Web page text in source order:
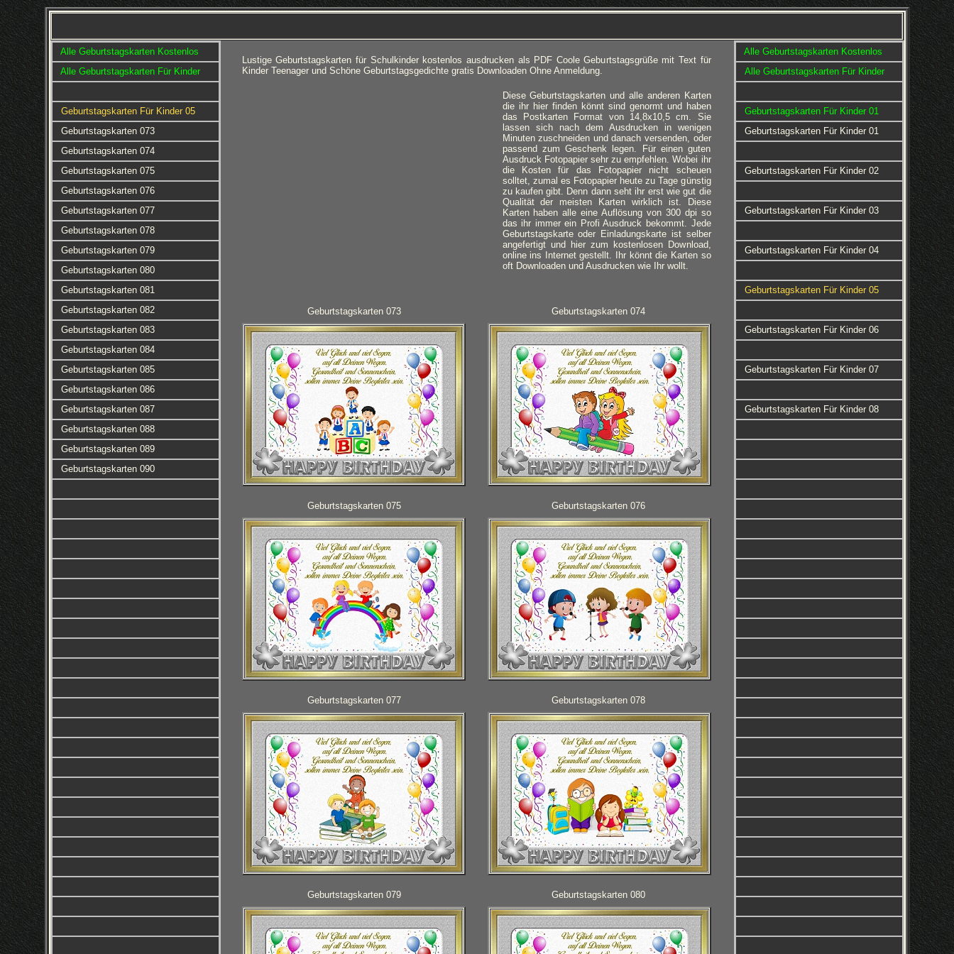
Alle Geburtstagskarten Kostenlos
Alle Geburtstagskarten Für Kinder
Geburtstagskarten Für Kinder 05
Geburtstagskarten 073
Geburtstagskarten 074
Geburtstagskarten 075
Geburtstagskarten 076
Geburtstagskarten 077
Geburtstagskarten 078
Geburtstagskarten 079
Geburtstagskarten 080
Geburtstagskarten 081
Geburtstagskarten 082
Geburtstagskarten 083
Geburtstagskarten 084
Geburtstagskarten 085
Geburtstagskarten 086
Geburtstagskarten 087
Geburtstagskarten 088
Geburtstagskarten 089
Geburtstagskarten 090
Lustige Geburtstagskarten für Schulkinder kostenlos ausdrucken als PDF Coole Geburtstagsgrüße mit Text für
Kinder Teenager und Schöne Geburtstagsgedichte gratis Downloaden Ohne Anmeldung.
Diese Geburtstagskarten und alle anderen Karten
die ihr hier finden könnt sind genormt und haben
das Postkarten Format von 14,8x10,5 cm. Sie
lassen sich nach dem Ausdrucken in wenigen
Minuten zuschneiden und danach versenden, oder
passend zum Geschenk legen. Für einen guten
Ausdruck Fotopapier sehr zu empfehlen. Wobei ihr
die Kosten für das Fotopapier nicht scheuen
solltet, zumal es Fotopapier heute zu Tage günstig
zu kaufen gibt. Denn dann seht ihr erst wie gut die
Qualität der meisten Karten wirklich ist. Diese
Karten haben alle eine Auflösung von 300 dpi so
das ihr immer ein Profi Ausdruck bekommt. Jede
Geburtstagskarte oder Einladungskarte ist selber
angefertigt und hier zum kostenlosen Download,
online ins Internet gestellt. Ihr könnt die Karten so
oft Downloaden und Ausdrucken wie Ihr wollt.
Geburtstagskarten 073 Geburtstagskarten 074
Geburtstagskarten 075 Geburtstagskarten 076
Geburtstagskarten 077 Geburtstagskarten 078
Geburtstagskarten 079 Geburtstagskarten 080
Alle Geburtstagskarten Kostenlos
Alle Geburtstagskarten Für Kinder
Geburtstagskarten Für Kinder 01
Geburtstagskarten Für Kinder 01
Geburtstagskarten Für Kinder 02
Geburtstagskarten Für Kinder 03
Geburtstagskarten Für Kinder 04
Geburtstagskarten Für Kinder 05
Geburtstagskarten Für Kinder 06
Geburtstagskarten Für Kinder 07
Geburtstagskarten Für Kinder 08